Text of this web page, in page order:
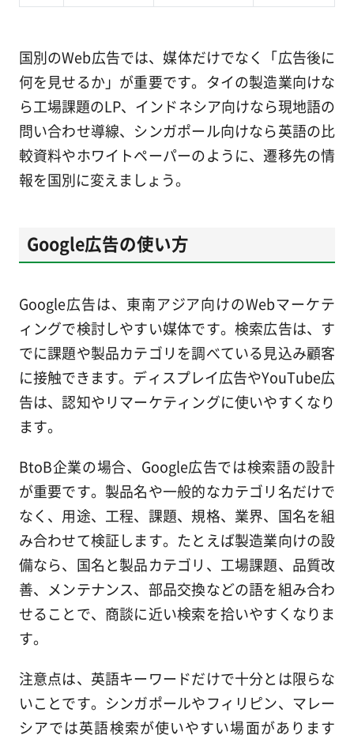
国別のWeb広告では、媒体だけでなく「広告後に
何を見せるか」が重要です。タイの製造業向けな
ら工場課題のLP、インドネシア向けなら現地語の
問い合わせ導線、シンガポール向けなら英語の比
較資料やホワイトペーパーのように、遷移先の情
報を国別に変えましょう。
Google広告の使い方
Google広告は、東南アジア向けのWebマーケテ
ィングで検討しやすい媒体です。検索広告は、す
でに課題や製品カテゴリを調べている見込み顧客
に接触できます。ディスプレイ広告やYouTube広
告は、認知やリマーケティングに使いやすくなり
ます。
BtoB企業の場合、Google広告では検索語の設計
が重要です。製品名や一般的なカテゴリ名だけで
なく、用途、工程、課題、規格、業界、国名を組
み合わせて検証します。たとえば製造業向けの設
備なら、国名と製品カテゴリ、工場課題、品質改
善、メンテナンス、部品交換などの語を組み合わ
せることで、商談に近い検索を拾いやすくなりま
す。
注意点は、英語キーワードだけで十分とは限らな
いことです。シンガポールやフィリピン、マレー
シアでは英語検索が使いやすい場面があります